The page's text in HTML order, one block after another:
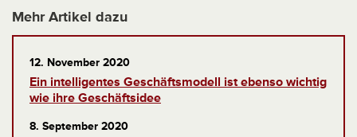
Mehr Artikel dazu
12. November 2020
Ein intelligentes Geschäftsmodell ist ebenso wichtig
wie ihre Geschäftsidee
8. September 2020